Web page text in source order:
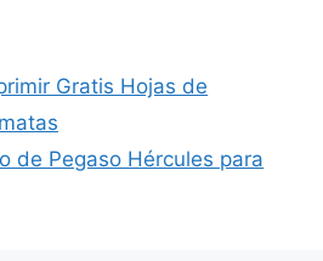
Gratis Hojas de
de Pegaso Hércules para